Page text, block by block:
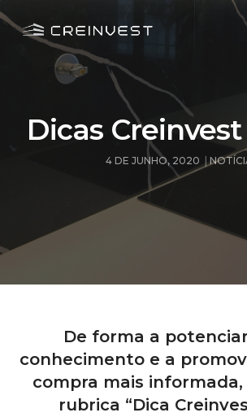
Dicas
4 DE JUNHO, 2020
De forma a
conhecimento e a
compra mais informada,
rubrica “Dica